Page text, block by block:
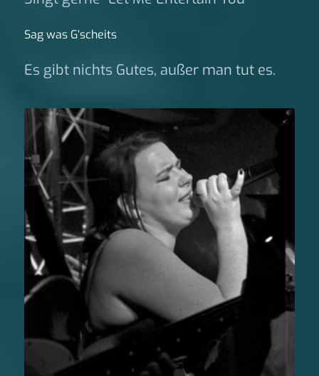
Sag was G‘scheits
Es gibt nichts Gutes, außer man tut es.